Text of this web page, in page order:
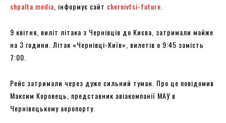
shpalta.media , інформує сайт chernivtsi-future.
9 квітня, виліт літака з Чернівців до Києва, затримали майже
на 3 години. Літак «Чернівці-Київ», вилетів о 9:45 замість
7:00.
Рейс затримали через дуже сильний туман. Про це повідомив
Максим Коровець, представник авіакомпанії МАУ в
Чернівецькому аеропорту.